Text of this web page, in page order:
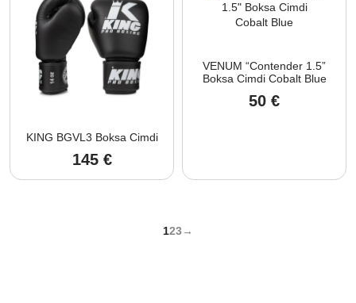
KING BGVL3 Boksa Cimdi
145 €
VENUM “Contender 1.5”
Boksa Cimdi Cobalt Blue
50 €
123→